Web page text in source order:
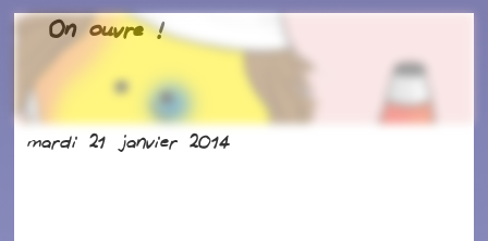
On ouvre !
mardi 21 janvier 2014